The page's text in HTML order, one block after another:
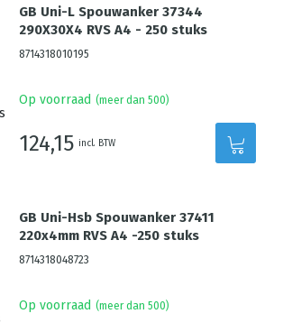
GB Uni-L Spouwanker 37344
290X30X4 RVS A4 - 250 stuks
8714318010195
Op voorraad (meer dan 500)
124,15 incl. BTW
GB Uni-Hsb Spouwanker 37411
220x4mm RVS A4 -250 stuks
8714318048723
Op voorraad (meer dan 500)